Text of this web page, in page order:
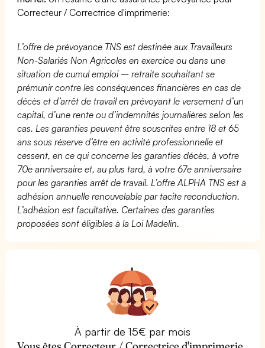
Correcteur / Correctrice d'imprimerie:
L’offre de prévoyance TNS est destinée aux Travailleurs
Non-Salariés Non Agricoles en exercice ou dans une
situation de cumul emploi – retraite souhaitant se
prémunir contre les conséquences financières en cas de
décès et d’arrêt de travail en prévoyant le versement d’un
capital, d’une rente ou d’indemnités journalières selon les
cas. Les garanties peuvent être souscrites entre 18 et 65
ans sous réserve d’être en activité professionnelle et
cessent, en ce qui concerne les garanties décès, à votre
70e anniversaire et, au plus tard, à votre 67e anniversaire
pour les garanties arrêt de travail. L’offre ALPHA TNS est à
adhésion annuelle renouvelable par tacite reconduction.
L’adhésion est facultative. Certaines des garanties
proposées sont éligibles à la Loi Madelin.
À partir de 15€ par mois